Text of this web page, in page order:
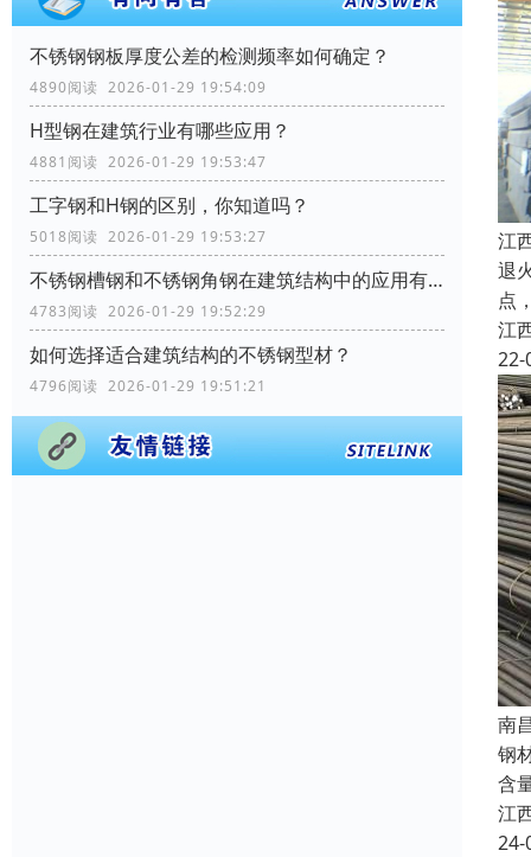
不锈钢钢板厚度公差的检测频率如何确定？
4890阅读 2026-01-29 19:54:09
H型钢在建筑行业有哪些应用？
4881阅读 2026-01-29 19:53:47
工字钢和H钢的区别，你知道吗？
5018阅读 2026-01-29 19:53:27
不锈钢槽钢和不锈钢角钢在建筑结构中的应用有何区别？
4783阅读 2026-01-29 19:52:29
如何选择适合建筑结构的不锈钢型材？
4796阅读 2026-01-29 19:51:21
江
退
点
江
22-
南
钢
含
江
24-